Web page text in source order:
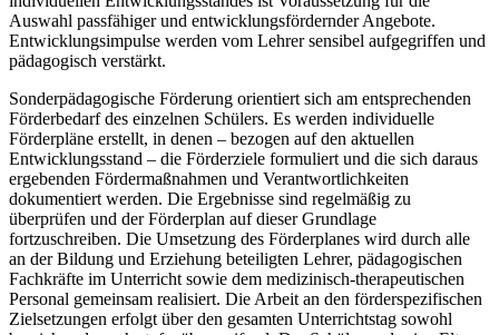
Auswahl passfähiger und entwicklungsfördernder Angebote.
Entwicklungsimpulse werden vom Lehrer sensibel aufgegriffen und
pädagogisch verstärkt.
Sonderpädagogische Förderung orientiert sich am entsprechenden
Förderbedarf des einzelnen Schülers. Es werden individuelle
Förderpläne erstellt, in denen – bezogen auf den aktuellen
Entwicklungsstand – die Förderziele formuliert und die sich daraus
ergebenden Fördermaßnahmen und Verantwortlichkeiten
dokumentiert werden. Die Ergebnisse sind regelmäßig zu
überprüfen und der Förderplan auf dieser Grundlage
fortzuschreiben. Die Umsetzung des Förderplanes wird durch alle
an der Bildung und Erziehung beteiligten Lehrer, pädagogischen
Fachkräfte im Unterricht sowie dem medizinisch-therapeutischen
Personal gemeinsam realisiert. Die Arbeit an den förderspezifischen
Zielsetzungen erfolgt über den gesamten Unterrichtstag sowohl